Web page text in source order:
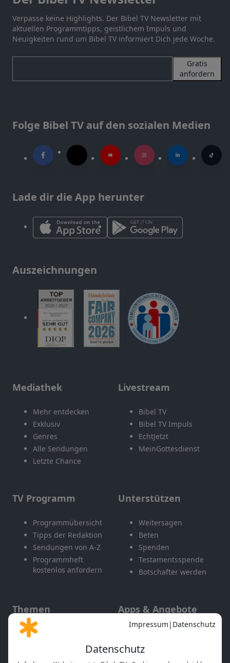
Verpasse keine Highlights. Der Bibel TV Newsletter mit
aktuellen Programmtipps, geistlichem Impuls und
Neuigkeiten rund um Bibel TV informiert Dich jede Woche.
Gratis
anfordern
Folge Bibel TV auf den sozialen Medien
Lade dir die App herunter
Auszeichnungen
Mediathek
Mehr entdecken
Exklusiv
Genres
Alle Sendungen
Letzte Chance
Livestream
Bibel TV
Bibel TV Impuls
EchtJetzt
MeinGottesdienst
TV Programm
Programmübersicht
Tipps der Redaktion
Sendungen von A-Z
Programmheft
kostenlos anfordern
Unterstützen
Weitersagen
Beten
Spenden
Testamentsspende
Botschafter werden
Themen
Gott und Bibel erklärt
Apps & Angebote
Mobile App